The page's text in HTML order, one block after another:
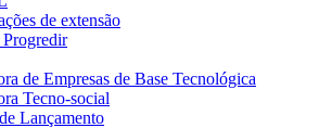
de extensão
de Empresas de Base Tecnológica
Tecno-social
Lançamento